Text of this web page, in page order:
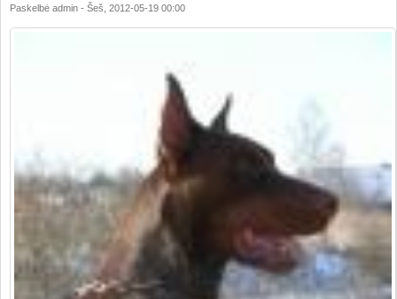
Paskelbė admin - Šeš, 2012-05-19 00:00